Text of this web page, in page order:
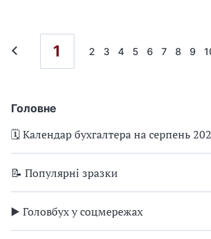
Головне
🗓️ Календар бухгалтера на серпень
📝 Популярні зразки
▶️ Головбух у соцмережах
1 2 3 4 5 6 7 8 9